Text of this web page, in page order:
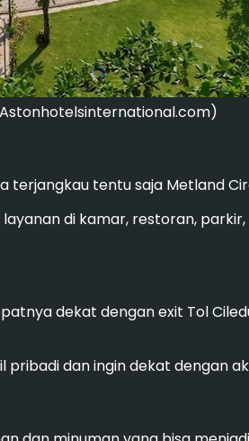
terjangkau tentu saja Metland
di kamar, restoran,
dekat dengan exit Tol
dan ingin dekat dengan